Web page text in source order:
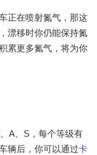
正在喷射氮气，那这
漂移时你仍能保持氮
累更多氮气，将为你
A、S，每个等级有
辆后，你可以通过卡